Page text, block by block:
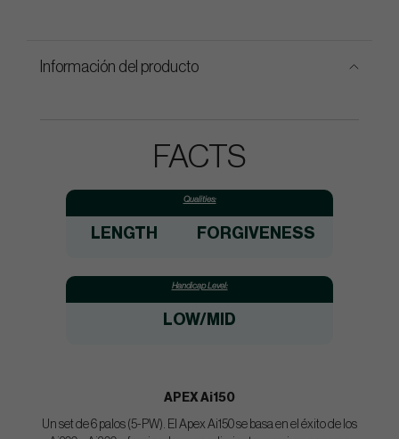
Información del producto
FACTS
Qualities:
LENGTH FORGIVENESS
Handicap Level:
LOW/MID
APEX Ai150
Un set de 6 palos (5-PW). El Apex Ai150 se basa en el éxito de los